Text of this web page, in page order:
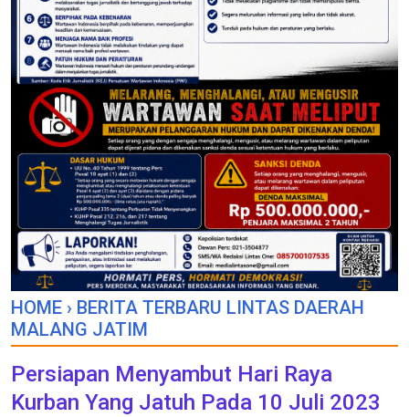
HOME › BERITA TERBARU LINTAS DAERAH
MALANG JATIM
Persiapan Menyambut Hari Raya
Kurban Yang Jatuh Pada 10 Juli 2023